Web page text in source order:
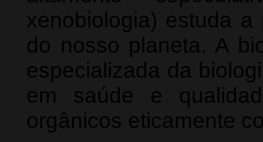
xenobiologia) estuda
do nosso planeta. A
especializada da
em saúde e
orgânicos eticamente